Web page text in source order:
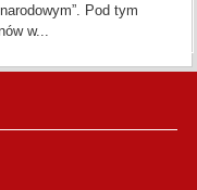
Pod tym
w...